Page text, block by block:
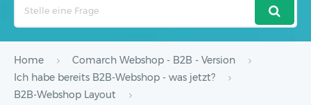
Home
Comarch Webshop - B2B - Version
Ich habe bereits B2B-Webshop - was jetzt?
B2B-Webshop Layout